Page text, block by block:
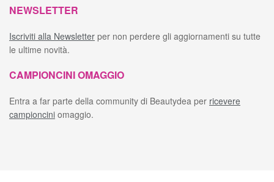
NEWSLETTER
Iscriviti alla Newsletter per non perdere gli aggiornamenti su tutte
le ultime novità.
CAMPIONCINI OMAGGIO
Entra a far parte della community di Beautydea per ricevere
campioncini omaggio.